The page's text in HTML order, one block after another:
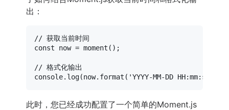
出：
// 获取当前时间
const now = moment ();
// 格式化输出
console. log(now. format ( 'YYYY-MM-DD HH:mm:ss'
此时，您已经成功配置了一个简单的Moment.js